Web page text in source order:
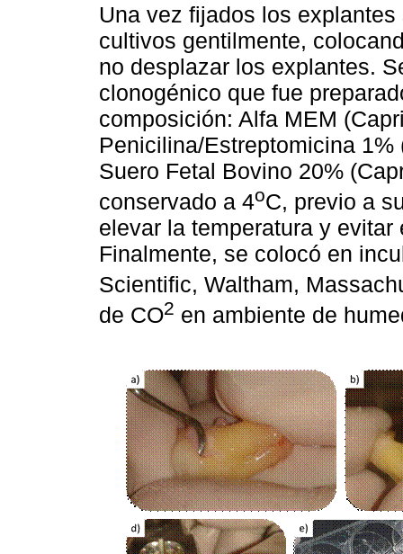
Una vez fijados los
cultivos gentilmente,
no desplazar los explantes.
clonogénico que fue
composición: Alfa MEM
Penicilina/Estreptomicina
Suero Fetal Bovino 20%
conservado a 4oC, previo a
elevar la temperatura y
Finalmente, se colocó en
Scientific, Waltham,
de CO2 en ambiente de